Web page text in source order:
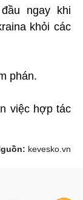
ngay khi
khỏi các
phán.
việc hợp tác
kevesko.vn